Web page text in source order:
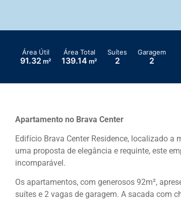
Área Útil
91.32 m²
Área Total
139.14 m²
Suítes
2
Garagem
2
Apartamento no Brava Center
Edifício Brava Center Residence, localizado
uma proposta de elegância e requinte, este
incomparável.
Os apartamentos, com generosos 92m²,
suítes e 2 vagas de garagem. A sacada com